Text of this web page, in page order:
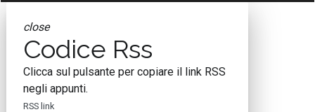
close
Codice Rss
Clicca sul pulsante per copiare il link RSS
negli appunti.
RSS link